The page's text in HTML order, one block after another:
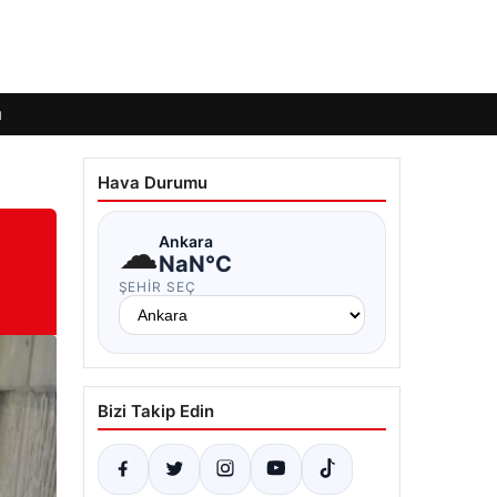
Hava Durumu
☁Ankara
NaN°C
ŞEHIR SEÇ
Bizi Takip Edin